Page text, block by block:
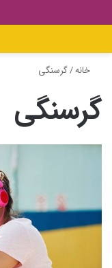
خانه/گرسنگی
گرسنگی